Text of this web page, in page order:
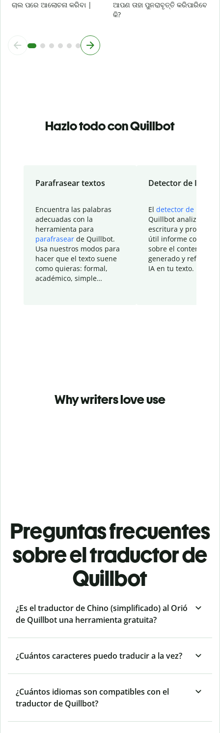
ଚାଲ ପରେ ଆଲୋଚନା କରିବା |
ଆପଣ ତାହା ପୁନରାବୃତ୍ତି କରିପାରିବେ
କି?
Hazlo todo con Quillbot
Parafrasear textos
Encuentra las palabras
adecuadas con la
herramienta para
parafrasear de Quillbot.
Usa nuestros modos para
hacer que el texto suene
como quieras: formal,
académico, simple…
Detector de IA
El detector de IA
Quillbot analiza tu
escritura y
útil informe con
sobre el contenido
generado y refinado
IA en tu texto.
Why writers love use
Preguntas frecuentes
sobre el traductor de
Quillbot
¿Es el traductor de Chino (simplificado) al Orió
de Quillbot una herramienta gratuita?
¿Cuántos caracteres puedo traducir a la vez?
¿Cuántos idiomas son compatibles con el
traductor de Quillbot?